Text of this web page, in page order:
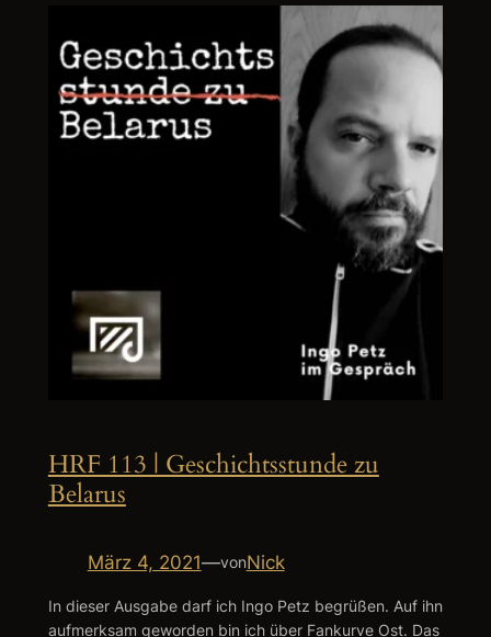
HRF 113 | Geschichtsstunde zu
Belarus
März 4, 2021—vonNick
In dieser Ausgabe darf ich Ingo Petz begrüßen. Auf ihn
aufmerksam geworden bin ich über Fankurve Ost. Das